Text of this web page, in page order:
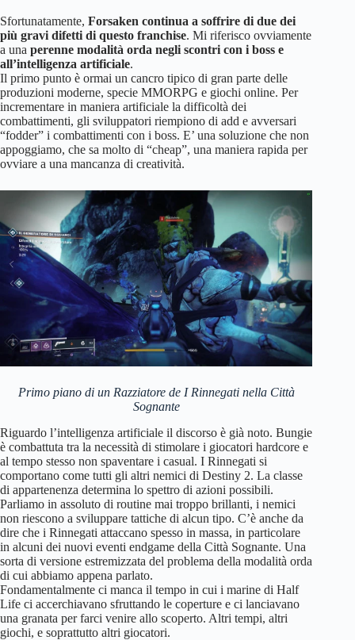
Sfortunatamente, Forsaken continua a soffrire di due dei
più gravi difetti di questo franchise. Mi riferisco ovviamente
a una perenne modalità orda negli scontri con i boss e
all’intelligenza artificiale.
Il primo punto è ormai un cancro tipico di gran parte delle
produzioni moderne, specie MMORPG e giochi online. Per
incrementare in maniera artificiale la difficoltà dei
combattimenti, gli sviluppatori riempiono di add e avversari
“fodder” i combattimenti con i boss. E’ una soluzione che non
appoggiamo, che sa molto di “cheap”, una maniera rapida per
ovviare a una mancanza di creatività.
Primo piano di un Razziatore de I Rinnegati nella Città
Sognante
Riguardo l’intelligenza artificiale il discorso è già noto. Bungie
è combattuta tra la necessità di stimolare i giocatori hardcore e
al tempo stesso non spaventare i casual. I Rinnegati si
comportano come tutti gli altri nemici di Destiny 2. La classe
di appartenenza determina lo spettro di azioni possibili.
Parliamo in assoluto di routine mai troppo brillanti, i nemici
non riescono a sviluppare tattiche di alcun tipo. C’è anche da
dire che i Rinnegati attaccano spesso in massa, in particolare
in alcuni dei nuovi eventi endgame della Città Sognante. Una
sorta di versione estremizzata del problema della modalità orda
di cui abbiamo appena parlato.
Fondamentalmente ci manca il tempo in cui i marine di Half
Life ci accerchiavano sfruttando le coperture e ci lanciavano
una granata per farci venire allo scoperto. Altri tempi, altri
giochi, e soprattutto altri giocatori.